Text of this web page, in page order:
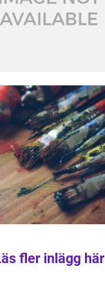
fler inlägg här